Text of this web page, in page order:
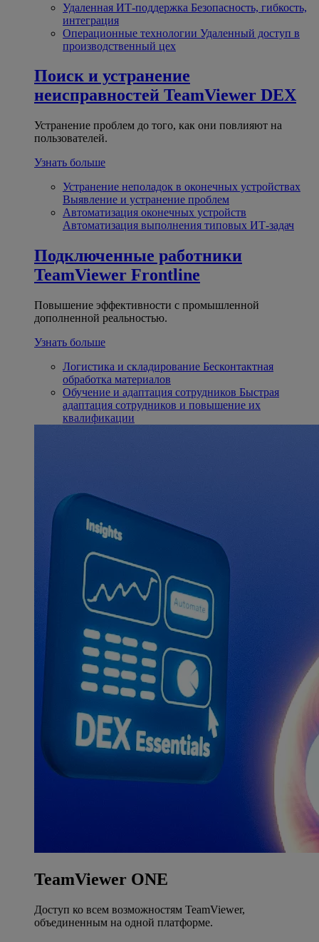
Удаленная ИТ-поддержка Безопасность, гибкость,
интеграция
Операционные технологии Удаленный доступ в
производственный цех
Поиск и устранение
неисправностей TeamViewer DEX
Устранение проблем до того, как они повлияют на
пользователей.
Узнать больше
Устранение неполадок в оконечных устройствах
Выявление и устранение проблем
Автоматизация оконечных устройств
Автоматизация выполнения типовых ИТ-задач
Подключенные работники
TeamViewer Frontline
Повышение эффективности с промышленной
дополненной реальностью.
Узнать больше
Логистика и складирование Бесконтактная
обработка материалов
Обучение и адаптация сотрудников Быстрая
адаптация сотрудников и повышение их
квалификации
TeamViewer ONE
Доступ ко всем возможностям TeamViewer,
объединенным на одной платформе.